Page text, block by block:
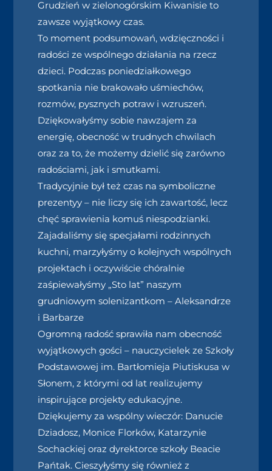
Grudzień w zielonogórskim Kiwanisie to
zawsze wyjątkowy czas.
To moment podsumowań, wdzięczności i
radości ze wspólnego działania na rzecz
dzieci. Podczas poniedziałkowego
spotkania nie brakowało uśmiechów,
rozmów, pysznych potraw i wzruszeń.
Dziękowałyśmy sobie nawzajem za
energię, obecność w trudnych chwilach
oraz za to, że możemy dzielić się zarówno
radościami, jak i smutkami.
Tradycyjnie był też czas na symboliczne
prezentyy – nie liczy się ich zawartość, lecz
chęć sprawienia komuś niespodzianki.
Zajadaliśmy się specjałami rodzinnych
kuchni, marzyłyśmy o kolejnych wspólnych
projektach i oczywiście chóralnie
zaśpiewałyśmy „Sto lat” naszym
grudniowym solenizantkom – Aleksandrze
i Barbarze
Ogromną radość sprawiła nam obecność
wyjątkowych gości – nauczycielek ze Szkoły
Podstawowej im. Bartłomieja Piutiskusa w
Słonem, z którymi od lat realizujemy
inspirujące projekty edukacyjne.
Dziękujemy za wspólny wieczór: Danucie
Dziadosz, Monice Florków, Katarzynie
Sochackiej oraz dyrektorce szkoły Beacie
Pańtak. Cieszyłyśmy się również z